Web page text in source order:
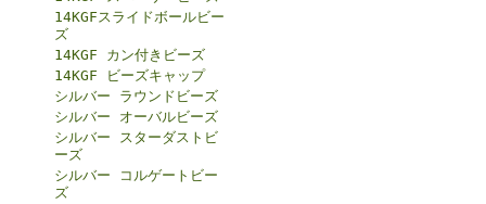
14KGFスライドボールビー
ズ
14KGF カン付きビーズ
14KGF ビーズキャップ
シルバー ラウンドビーズ
シルバー オーバルビーズ
シルバー スターダストビ
ーズ
シルバー コルゲートビー
ズ